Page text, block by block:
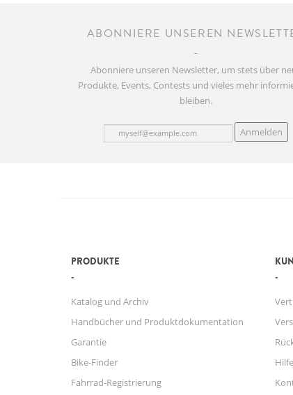
ABONNIERE UNSEREN
Abonniere unseren Newsletter, um stets über
Produkte, Events, Contests und vieles mehr
bleiben.
Anmelden
PRODUKTE
Katalog und Archiv
Handbücher und Produktdokumentation
Garantie
Bike-Finder
Fahrrad-Registrierung
Hilfe